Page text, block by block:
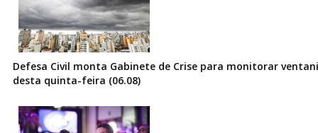
Defesa Civil monta Gabinete de Crise para monitorar
desta quinta-feira (06.08)